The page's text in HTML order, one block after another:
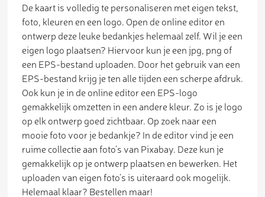
De kaart is volledig te personaliseren met eigen tekst,
foto, kleuren en een logo. Open de online editor en
ontwerp deze leuke bedankjes helemaal zelf. Wil je een
eigen logo plaatsen? Hiervoor kun je een jpg, png of
een EPS-bestand uploaden. Door het gebruik van een
EPS-bestand krijg je ten alle tijden een scherpe afdruk.
Ook kun je in de online editor een EPS-logo
gemakkelijk omzetten in een andere kleur. Zo is je logo
op elk ontwerp goed zichtbaar. Op zoek naar een
mooie foto voor je bedankje? In de editor vind je een
ruime collectie aan foto’s van Pixabay. Deze kun je
gemakkelijk op je ontwerp plaatsen en bewerken. Het
uploaden van eigen foto’s is uiteraard ook mogelijk.
Helemaal klaar? Bestellen maar!